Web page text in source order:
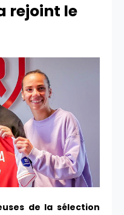
rejoint le
de la sélection